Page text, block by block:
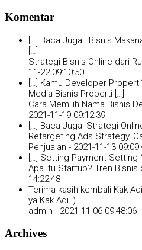
Komentar
[…] Baca Juga : Bisnis
Strategi Bisnis Online dari
11-22 09:10:50
[…] Kamu Developer
Media Bisnis Properti […]
Cara Memilih Nama Bisnis
2021-11-19 09:12:39
[…] Baca Juga: Strategi
Retargeting Ads Strategy,
Penjualan - 2021-11-13
[…] Setting Payment Setting
Apa Itu Startup? Tren Bisnis
14:22:48
Terima kasih kembali Kak
ya Kak Adi :)
admin - 2021-11-06 09:48:06
Archives